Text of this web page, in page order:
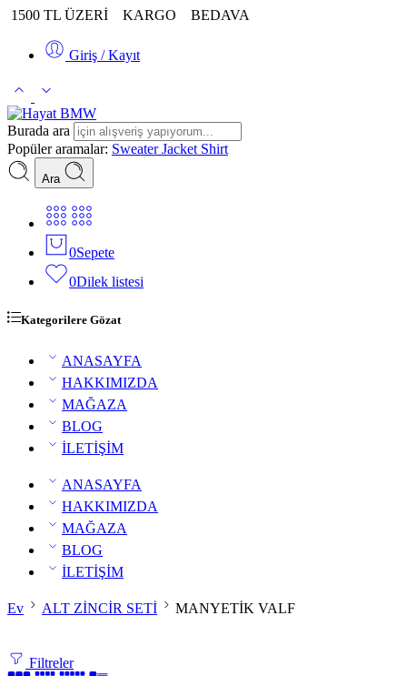
1500 TL ÜZERİ KARGO BEDAVA
Giriş / Kayıt
Burada ara
Popüler aramalar: SweaterJacket Shirt
Ara
0Sepete
0Dilek listesi
Kategorilere Gözat
ANASAYFA
HAKKIMIZDA
MAĞAZA
BLOG
İLETİŞİM
ANASAYFA
HAKKIMIZDA
MAĞAZA
BLOG
İLETİŞİM
Ev ALT ZİNCİR SETİ MANYETİK VALF
Filtreler